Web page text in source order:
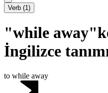
Verb (1)
"while
İngilizce
to while away